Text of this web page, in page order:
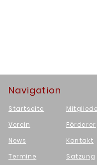
Navigation
Startseite
Verein
News
Termine
Förderer
Kontakt
Satzung